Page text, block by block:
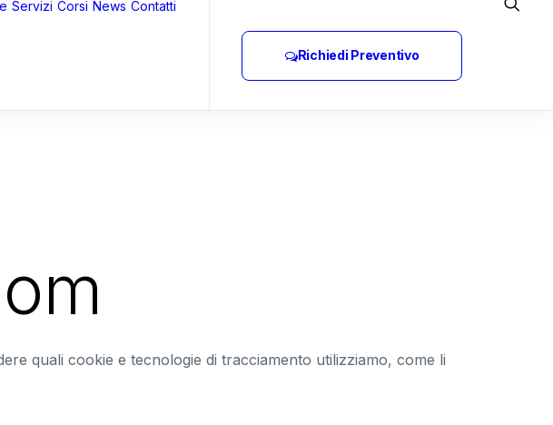
Servizi Corsi News Contatti
Richiedi Preventivo
quali cookie e tecnologie di tracciamento utilizziamo, come li